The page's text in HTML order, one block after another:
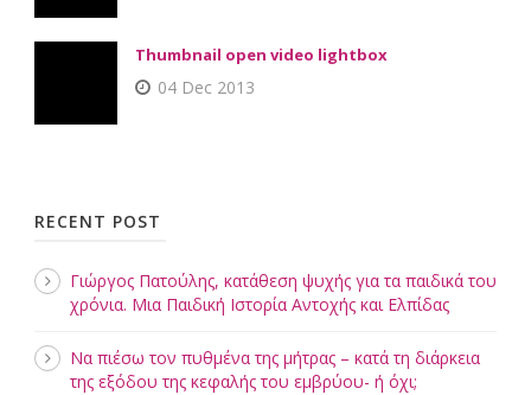
Thumbnail open video lightbox
04 Dec 2013
RECENT POST
Γιώργος Πατούλης, κατάθεση ψυχής για τα παιδικά του
χρόνια. Μια Παιδική Ιστορία Αντοχής και Ελπίδας
Να πιέσω τον πυθμένα της μήτρας – κατά τη διάρκεια
της εξόδου της κεφαλής του εμβρύου- ή όχι;